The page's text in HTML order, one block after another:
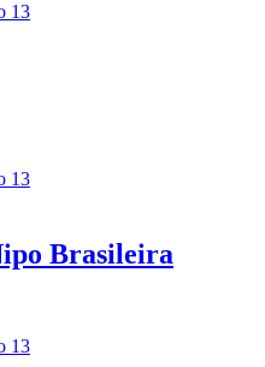
13
13
Brasileira
13